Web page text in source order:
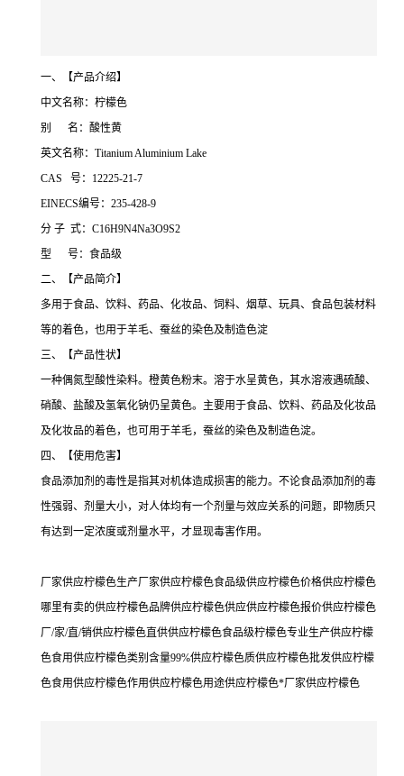
一、【产品介绍】
中文名称：柠檬色
别 名：酸性黄
英文名称：Titanium Aluminium Lake
CAS 号：12225-21-7
EINECS编号：235-428-9
分 子 式：C16H9N4Na3O9S2
型 号：食品级
二、【产品简介】
多用于食品、饮料、药品、化妆品、饲料、烟草、玩具、食品包装材料
等的着色，也用于羊毛、蚕丝的染色及制造色淀
三、【产品性状】
一种偶氮型酸性染料。橙黄色粉末。溶于水呈黄色，其水溶液遇硫酸、
硝酸、盐酸及氢氧化钠仍呈黄色。主要用于食品、饮料、药品及化妆品
及化妆品的着色，也可用于羊毛，蚕丝的染色及制造色淀。
四、【使用危害】
食品添加剂的毒性是指其对机体造成损害的能力。不论食品添加剂的毒
性强弱、剂量大小，对人体均有一个剂量与效应关系的问题，即物质只
有达到一定浓度或剂量水平，才显现毒害作用。
厂家供应柠檬色生产厂家供应柠檬色食品级供应柠檬色价格供应柠檬色
哪里有卖的供应柠檬色品牌供应柠檬色供应供应柠檬色报价供应柠檬色
厂/家/直/销供应柠檬色直供供应柠檬色食品级柠檬色专业生产供应柠檬
色食用供应柠檬色类别含量99%供应柠檬色质供应柠檬色批发供应柠檬
色食用供应柠檬色作用供应柠檬色用途供应柠檬色*厂家供应柠檬色